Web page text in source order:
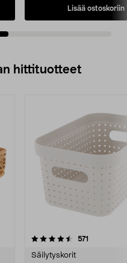
Lisää ostoskoriin
hittituotteet
571
Säilytyskorit
4.5 viidestä